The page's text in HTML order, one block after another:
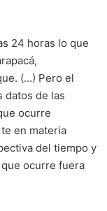
24 horas lo que
(…) Pero el
datos de las
ocurre
en materia
del tiempo y
ocurre fuera